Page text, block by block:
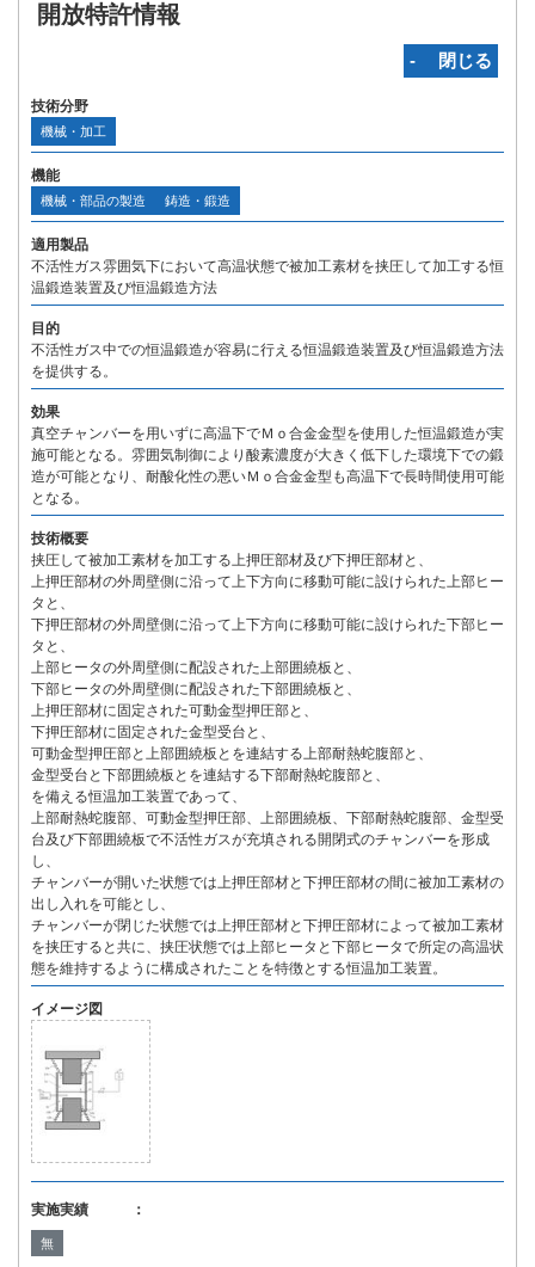
開放特許情報
‐ 閉じる
技術分野
機械・加工
機能
機械・部品の製造 鋳造・鍛造
適用製品
不活性ガス雰囲気下において高温状態で被加工素材を挟圧して加工する恒
温鍛造装置及び恒温鍛造方法
目的
不活性ガス中での恒温鍛造が容易に行える恒温鍛造装置及び恒温鍛造方法
を提供する。
効果
真空チャンバーを用いずに高温下でＭｏ合金金型を使用した恒温鍛造が実
施可能となる。雰囲気制御により酸素濃度が大きく低下した環境下での鍛
造が可能となり、耐酸化性の悪いＭｏ合金金型も高温下で長時間使用可能
となる。
技術概要
挟圧して被加工素材を加工する上押圧部材及び下押圧部材と、
上押圧部材の外周壁側に沿って上下方向に移動可能に設けられた上部ヒー
タと、
下押圧部材の外周壁側に沿って上下方向に移動可能に設けられた下部ヒー
タと、
上部ヒータの外周壁側に配設された上部囲繞板と、
下部ヒータの外周壁側に配設された下部囲繞板と、
上押圧部材に固定された可動金型押圧部と、
下押圧部材に固定された金型受台と、
可動金型押圧部と上部囲繞板とを連結する上部耐熱蛇腹部と、
金型受台と下部囲繞板とを連結する下部耐熱蛇腹部と、
を備える恒温加工装置であって、
上部耐熱蛇腹部、可動金型押圧部、上部囲繞板、下部耐熱蛇腹部、金型受
台及び下部囲繞板で不活性ガスが充填される開閉式のチャンバーを形成
し、
チャンバーが開いた状態では上押圧部材と下押圧部材の間に被加工素材の
出し入れを可能とし、
チャンバーが閉じた状態では上押圧部材と下押圧部材によって被加工素材
を挟圧すると共に、挟圧状態では上部ヒータと下部ヒータで所定の高温状
態を維持するように構成されたことを特徴とする恒温加工装置。
イメージ図
実施実績 ：
無